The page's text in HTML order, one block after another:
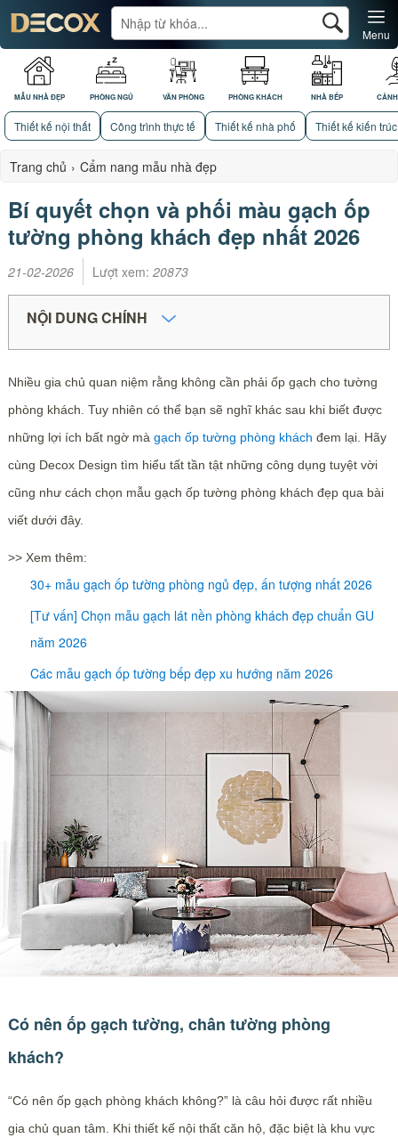
MẪU NHÀ ĐẸP PHÒNG NGỦ VĂN PHÒNG PHÒNG KHÁCH NHÀ BẾP
Menu
Thiết kế nội thất Công trình thực tế Thiết kế nhà phố Thiết kế kiến trúc
Trang chủ › Cẩm nang mẫu nhà đẹp
Bí quyết chọn và phối màu gạch ốp
tường phòng khách đẹp nhất 2026
21-02-2026 Lượt xem: 20873
NỘI DUNG CHÍNH
Nhiều gia chủ quan niệm rằng không cần phải ốp gạch cho tường
phòng khách. Tuy nhiên có thể bạn sẽ nghĩ khác sau khi biết được
những lợi ích bất ngờ mà gạch ốp tường phòng khách đem lại. Hãy
cùng Decox Design tìm hiểu tất tần tật những công dụng tuyệt vời
cũng như cách chọn mẫu gạch ốp tường phòng khách đẹp qua bài
viết dưới đây.
>> Xem thêm:
30+ mẫu gạch ốp tường phòng ngủ đẹp, ấn tượng nhất 2026
[Tư vấn] Chọn mẫu gạch lát nền phòng khách đẹp chuẩn GU
năm 2026
Các mẫu gạch ốp tường bếp đẹp xu hướng năm 2026
Có nên ốp gạch tường, chân tường phòng
khách?
“Có nên ốp gạch phòng khách không?” là câu hỏi được rất nhiều
gia chủ quan tâm. Khi thiết kế nội thất căn hộ, đặc biệt là khu vực